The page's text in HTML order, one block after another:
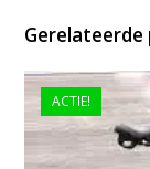
ACTIE!